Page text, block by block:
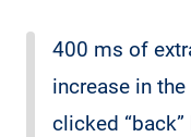
400 ms of
increase in
clicked